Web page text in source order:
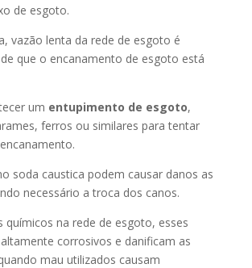
de esgoto.
vazão lenta da rede de esgoto é
que o encanamento de esgoto está
um entupimento de esgoto,
ferros ou similares para tentar
soda caustica podem causar danos as
necessário a troca dos canos.
químicos na rede de esgoto, esses
corrosivos e danificam as
mau utilizados causam